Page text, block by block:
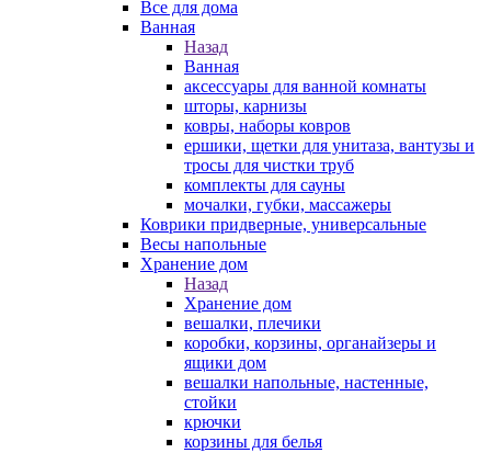
Все для дома
Ванная
Назад
Ванная
аксессуары для ванной комнаты
шторы, карнизы
ковры, наборы ковров
ершики, щетки для унитаза, вантузы и
тросы для чистки труб
комплекты для сауны
мочалки, губки, массажеры
Коврики придверные, универсальные
Весы напольные
Хранение дом
Назад
Хранение дом
вешалки, плечики
коробки, корзины, органайзеры и
ящики дом
вешалки напольные, настенные,
стойки
крючки
корзины для белья